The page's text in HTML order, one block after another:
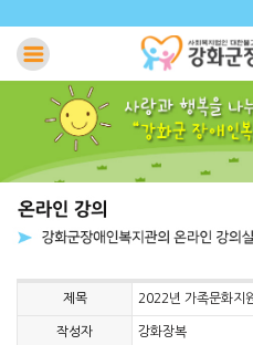
제목 2022년 가족문화지
작성자 강화장복